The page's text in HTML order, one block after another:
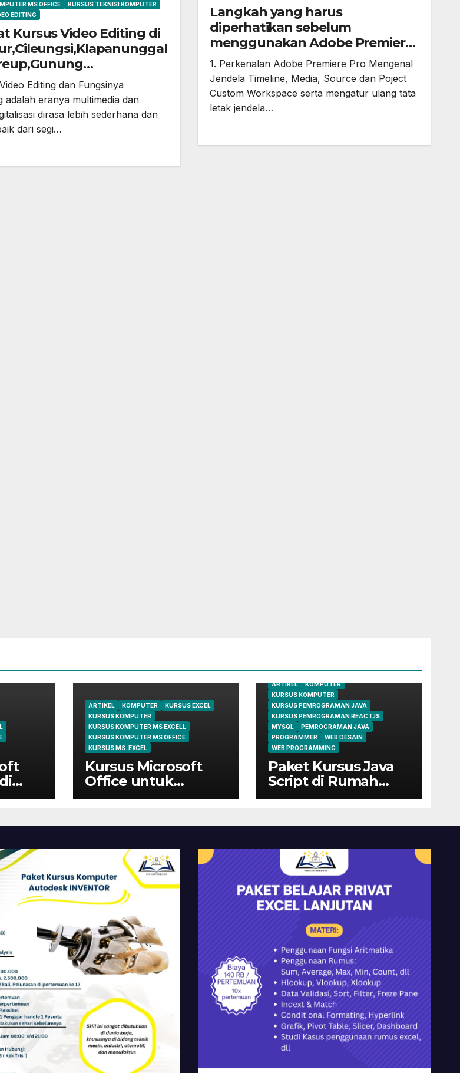
MS OFFICE
KURSUS TEKNISI KOMPUTER
EDITING
Kursus Video Editing di
dan
Editing dan Fungsinya
adalah eranya multimedia dan
dirasa lebih sederhana dan
dari segi…
Langkah yang harus
diperhatikan sebelum
menggunakan Adobe Premiere
Pro
1. Perkenalan Adobe Premiere Pro Mengenal
Jendela Timeline, Media, Source dan Poject
Custom Workspace serta mengatur ulang tata
letak jendela…
ARTIKEL KOMPUTER
KURSUS EXCEL
KURSUS KOMPUTER
KURSUS KOMPUTER MS EXCELL
KURSUS KOMPUTER MS OFFICE
KURSUS MS. EXCEL
Kursus Microsoft
Office untuk
Administrasi
Cileungsi
ARTIKEL
KOMPUTER
KURSUS KOMPUTER
KURSUS PEMROGRAMAN JAVA
KURSUS PEMROGRAMAN REACTJS
MYSQL
PEMROGRAMAN JAVA
PROGRAMMER
WEB DESAIN
WEB PROGRAMMING
Paket Kursus Java
Script di Rumah
Belajar Komputer